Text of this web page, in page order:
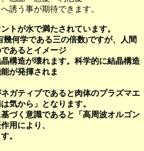
誘う事が期待できます。
トが水で満たされています。
幾何学である三の倍数)ですが、人間
あるとイメージ
構造が壊れます。科学的に結晶構造
が発揮されま
ガティブであると肉体のプラズマエ
気から」となります。
づく意識であると「高周波オルゴン
用により、
。